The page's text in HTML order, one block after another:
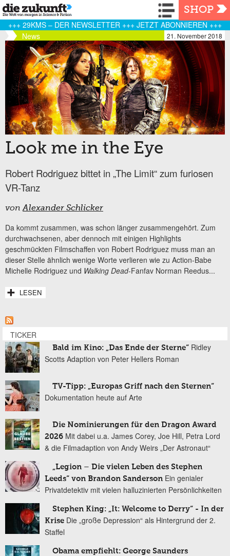
Navigation
SHOP
+++ 29KMS – DER NEWSLETTER +++ JETZT ABONNIEREN +++
News
21. November 2018
Look me in the Eye
Robert Rodriguez bittet in „The Limit“ zum furiosen
VR-Tanz
vonAlexander Schlicker
Da kommt zusammen, was schon länger zusammengehört. Zum
durchwachsenen, aber dennoch mit einigen Highlights
geschmückten Filmschaffen von Robert Rodriguez muss man an
dieser Stelle ähnlich wenige Worte verlieren wie zu Action-Babe
Michelle Rodriguez und Walking Dead-Fanfav Norman Reedus...
LESEN
TICKER
Bald im Kino: „Das Ende der Sterne“ Ridley
Scotts Adaption von Peter Hellers Roman
TV-Tipp: „Europas Griff nach den Sternen“
Dokumentation heute auf Arte
Die Nominierungen für den Dragon Award
2026 Mit dabei u.a. James Corey, Joe Hill, Petra Lord
& die Filmadaption von Andy Weirs „Der Astronaut“
„Legion – Die vielen Leben des Stephen
Leeds“ von Brandon Sanderson Ein genialer
Privatdetektiv mit vielen halluzinierten Persönlichkeiten
Stephen King: „It: Welcome to Derry“ - In der
Krise Die „große Depression“ als Hintergrund der 2.
Staffel
Obama empfiehlt: George Saunders